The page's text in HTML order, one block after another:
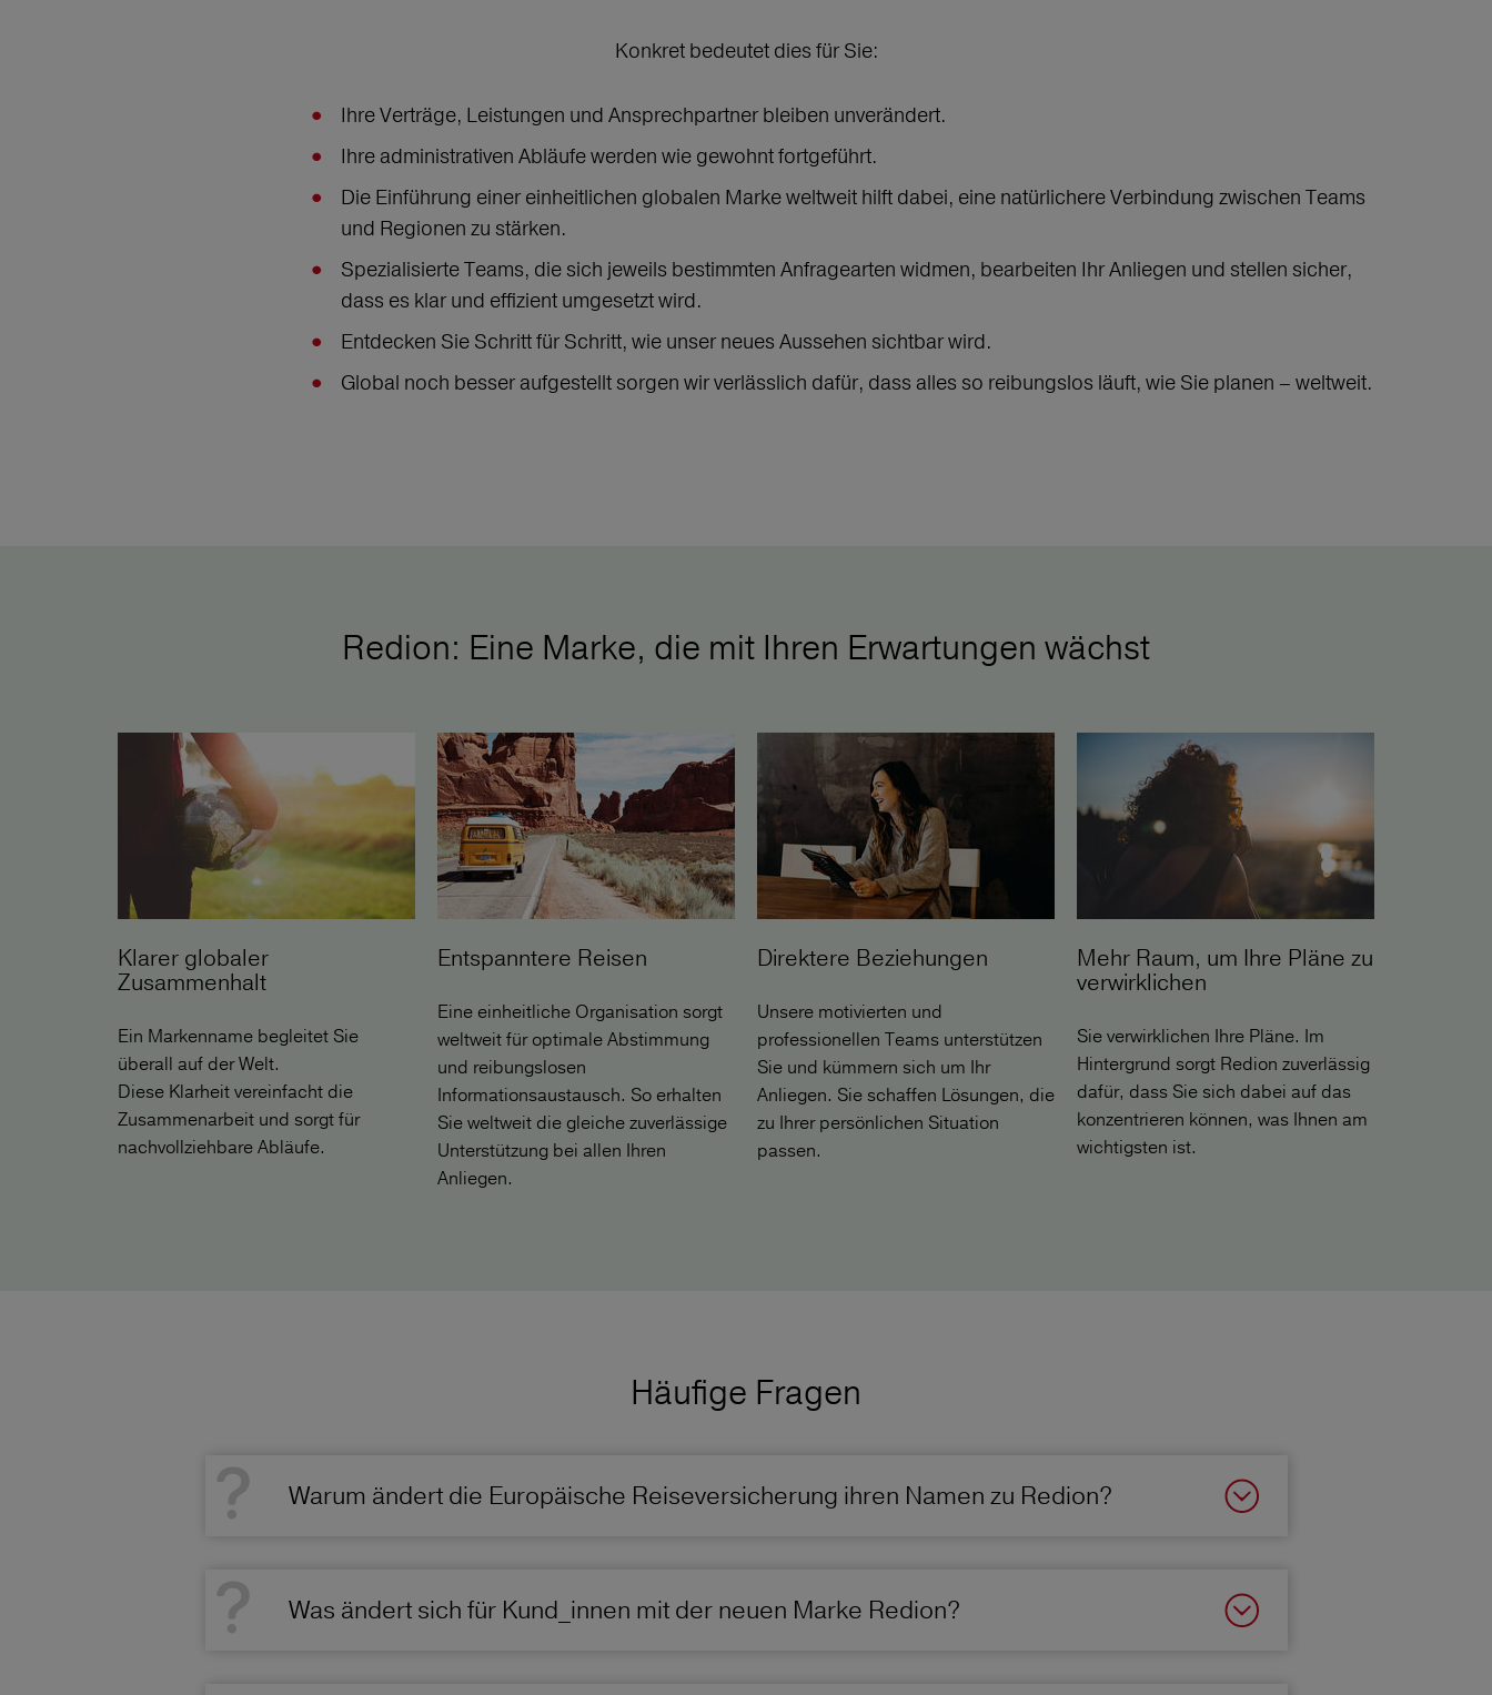
Konkret bedeutet dies für Sie:
Ihre Verträge, Leistungen und Ansprechpartner bleiben unverändert.
Ihre administrativen Abläufe werden wie gewohnt fortgeführt.
Die Einführung einer einheitlichen globalen Marke weltweit hilft dabei, eine natürlichere Verbindung zwischen Teams
und Regionen zu stärken.
Spezialisierte Teams, die sich jeweils bestimmten Anfragearten widmen, bearbeiten Ihr Anliegen und stellen sicher,
dass es klar und effizient umgesetzt wird.
Entdecken Sie Schritt für Schritt, wie unser neues Aussehen sichtbar wird.
Global noch besser aufgestellt sorgen wir verlässlich dafür, dass alles so reibungslos läuft, wie Sie planen – weltweit.
Redion: Eine Marke, die mit Ihren Erwartungen wächst
Klarer globaler
Zusammenhalt
Ein Markenname begleitet Sie
überall auf der Welt.
Diese Klarheit vereinfacht die
Zusammenarbeit und sorgt für
nachvollziehbare Abläufe.
Entspanntere Reisen
Eine einheitliche Organisation sorgt
weltweit für optimale Abstimmung
und reibungslosen
Informationsaustausch. So erhalten
Sie weltweit die gleiche zuverlässige
Unterstützung bei allen Ihren
Anliegen.
Direktere Beziehungen
Unsere motivierten und
professionellen Teams unterstützen
Sie und kümmern sich um Ihr
Anliegen. Sie schaffen Lösungen, die
zu Ihrer persönlichen Situation
passen.
Mehr Raum, um Ihre Pläne zu
verwirklichen
Sie verwirklichen Ihre Pläne. Im
Hintergrund sorgt Redion zuverlässig
dafür, dass Sie sich dabei auf das
konzentrieren können, was Ihnen am
wichtigsten ist.
Häufige Fragen
Warum ändert die Europäische Reiseversicherung ihren Namen zu Redion?
Was ändert sich für Kund_innen mit der neuen Marke Redion?